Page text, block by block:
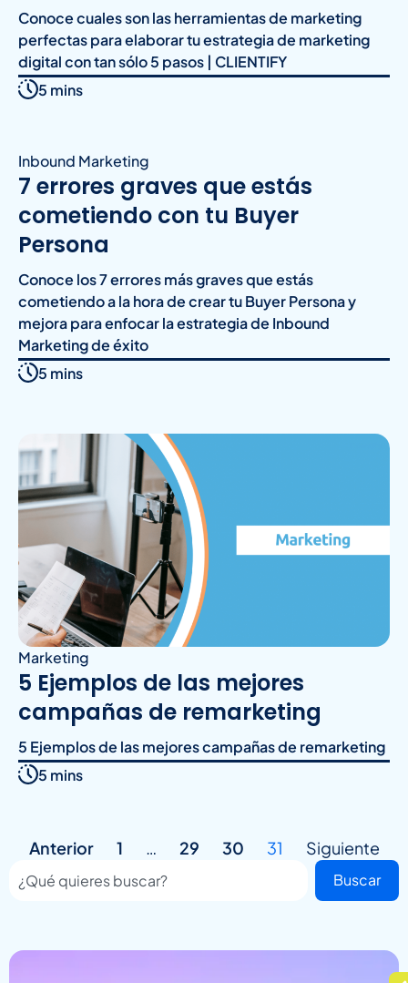
Conoce cuales son las herramientas de marketing
perfectas para elaborar tu estrategia de marketing
digital con tan sólo 5 pasos | CLIENTIFY
5 mins
Inbound Marketing
7 errores graves que estás
cometiendo con tu Buyer
Persona
Conoce los 7 errores más graves que estás
cometiendo a la hora de crear tu Buyer Persona y
mejora para enfocar la estrategia de Inbound
Marketing de éxito
5 mins
Marketing
5 Ejemplos de las mejores
campañas de remarketing
5 Ejemplos de las mejores campañas de remarketing
5 mins
Anterior 1 29 30 31 Siguiente
Buscar